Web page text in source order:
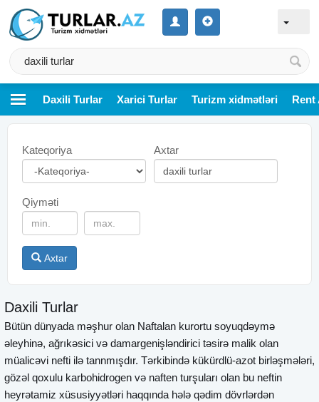
Daxili Turlar Xarici Turlar Turizm xidmətləri Rent
Kateqoriya Axtar
Qiyməti
Axtar
Daxili Turlar
Bütün dünyada məşhur olan Naftalan kurortu soyuqdəymə
əleyhinə, ağrıkəsici və damargenişləndirici təsirə malik olan
müalicəvi nefti ilə tannmışdır. Tərkibində kükürdlü-azot birləşmələri,
gözəl qoxulu karbohidrogen və naften turşuları olan bu neftin
heyrətamiz xüsusiyyətləri haqqında hələ qədim dövrlərdən